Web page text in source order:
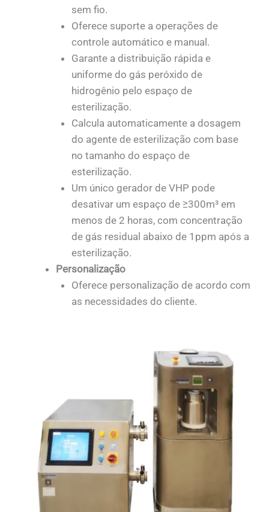
sem fio.
Oferece suporte a operações de
controle automático e manual.
Garante a distribuição rápida e
uniforme do gás peróxido de
hidrogênio pelo espaço de
esterilização.
Calcula automaticamente a dosagem
do agente de esterilização com base
no tamanho do espaço de
esterilização.
Um único gerador de VHP pode
desativar um espaço de ≥300m³ em
menos de 2 horas, com concentração
de gás residual abaixo de 1ppm após a
esterilização.
Personalização
Oferece personalização de acordo com
as necessidades do cliente.